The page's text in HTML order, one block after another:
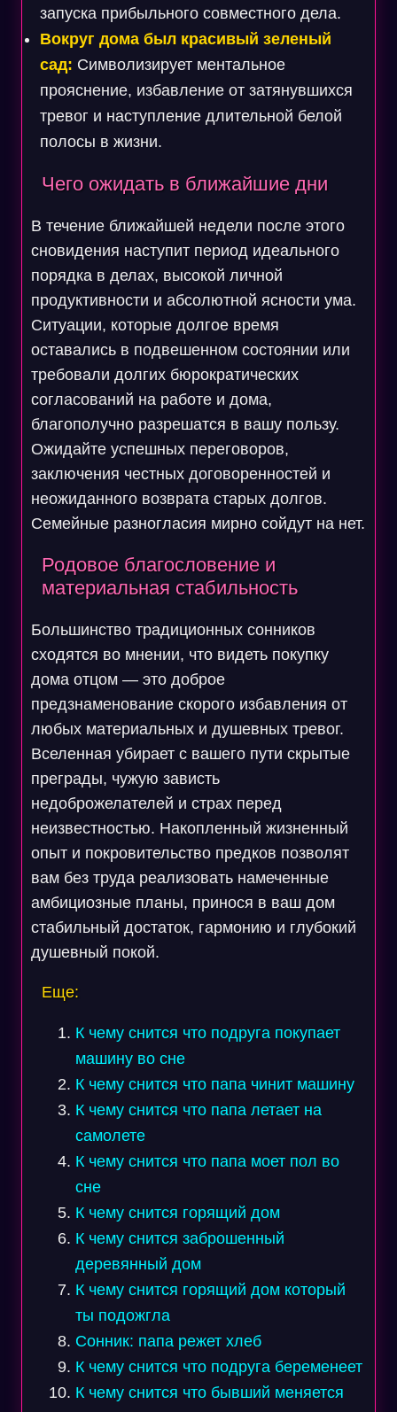
запуска прибыльного совместного дела.
Вокруг дома был красивый зеленый
сад: Символизирует ментальное
прояснение, избавление от затянувшихся
тревог и наступление длительной белой
полосы в жизни.
Чего ожидать в ближайшие дни
В течение ближайшей недели после этого
сновидения наступит период идеального
порядка в делах, высокой личной
продуктивности и абсолютной ясности ума.
Ситуации, которые долгое время
оставались в подвешенном состоянии или
требовали долгих бюрократических
согласований на работе и дома,
благополучно разрешатся в вашу пользу.
Ожидайте успешных переговоров,
заключения честных договоренностей и
неожиданного возврата старых долгов.
Семейные разногласия мирно сойдут на нет.
Родовое благословение и
материальная стабильность
Большинство традиционных сонников
сходятся во мнении, что видеть покупку
дома отцом — это доброе
предзнаменование скорого избавления от
любых материальных и душевных тревог.
Вселенная убирает с вашего пути скрытые
преграды, чужую зависть
недоброжелателей и страх перед
неизвестностью. Накопленный жизненный
опыт и покровительство предков позволят
вам без труда реализовать намеченные
амбициозные планы, принося в ваш дом
стабильный достаток, гармонию и глубокий
душевный покой.
Еще:
К чему снится что подруга покупает
машину во сне
К чему снится что папа чинит машину
К чему снится что папа летает на
самолете
К чему снится что папа моет пол во
сне
К чему снится горящий дом
К чему снится заброшенный
деревянный дом
К чему снится горящий дом который
ты подожгла
Сонник: папа режет хлеб
К чему снится что подруга беременеет
К чему снится что бывший меняется